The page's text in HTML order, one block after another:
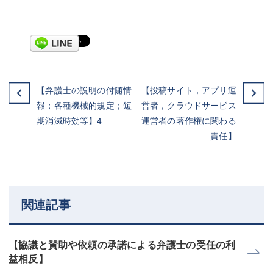
【弁護士の説明の付随情
報；各種機械的規定；短
期消滅時効等】4
【投稿サイト，アプリ運
営者，クラウドサービス
運営者の著作権に関わる
責任】
関連記事
【協議と賛助や依頼の承諾による弁護士の受任の利
益相反】